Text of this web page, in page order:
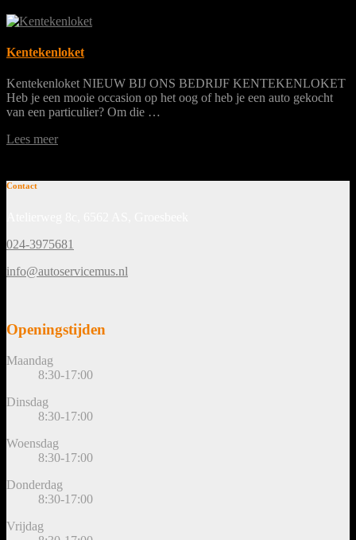
Kentekenloket
Kentekenloket NIEUW BIJ ONS BEDRIJF KENTEKENLOKET
Heb je een mooie occasion op het oog of heb je een auto gekocht
van een particulier? Om die …
Lees meer
Contact
024-3975681
info@autoservicemus.nl
Openingstijden
Maandag
8:30-17:00
Dinsdag
8:30-17:00
Woensdag
8:30-17:00
Donderdag
8:30-17:00
Vrijdag